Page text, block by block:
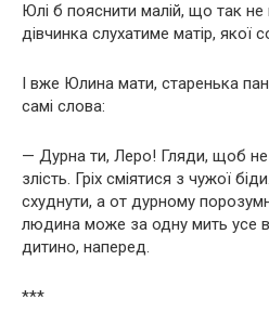
Юлі б пояснити малій, що так
дівчинка слухатиме матір, якої
І вже Юлина мати, старенька
самі слова:
— Дурна ти, Леро! Гляди, щоб не
злість. Гріх сміятися з чужої
схуднути, а от дурному
людина може за одну мить усе
дитино, наперед.
***